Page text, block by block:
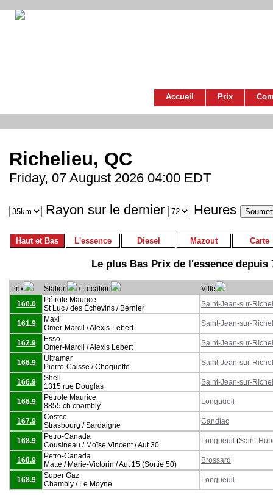
Accueil Prix
Richelieu, QC
Friday, 07 August 2026 04:00 EDT
Rayon sur le dernier Heures
Haut et Bas L'essence Diesel Mazout Carte
Le plus Bas Prix de l'essence depuis
Prix Station / Location
Ville
160.0
Pétrole Maurice
St Luc / des Échevins / Bernier
Saint-Jean-sur-
161.9
Maxi
Omer-Marcil / Alexis-Lebert
Saint-Jean-sur-
162.9
Esso
Omer-Marcil / Alexis Lebert
Saint-Jean-sur-
166.9
Ultramar
Pierre-Caisse / Choquette
Saint-Jean-sur-
166.9
Shell
1315 rue Douglas
Saint-Jean-sur-
166.9
Pétrole Maurice
8855 ch chambly
Longuueil
167.9
Costco
Strasbourg / Sardaigne
Candiac
168.9
Petro-Canada
Cousineau / Moïse Vincent / Aut 30
Longueuil (Saint-
168.9
Petro-Canada
Matte / Marie-Victorin / Aut 15 (Sortie 50)
Brossard
168.9
Super Gaz
Chambly / Le Moyne
Longueuil